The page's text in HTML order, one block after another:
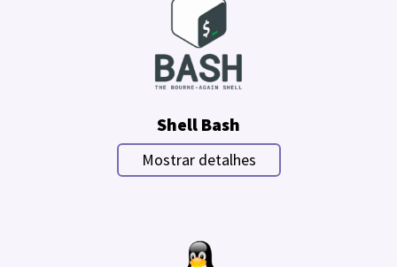
Shell Bash
Mostrar detalhes